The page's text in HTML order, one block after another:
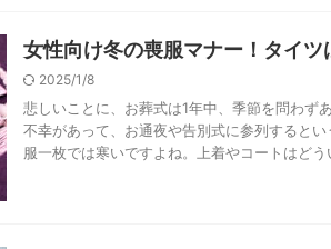
女性向け冬の喪服マナー！タイツ
2025/1/8
悲しいことに、お葬式は1年中、季節を問わず
不幸があって、お通夜や告別式に参列すると
服一枚では寒いですよね。上着やコートはど